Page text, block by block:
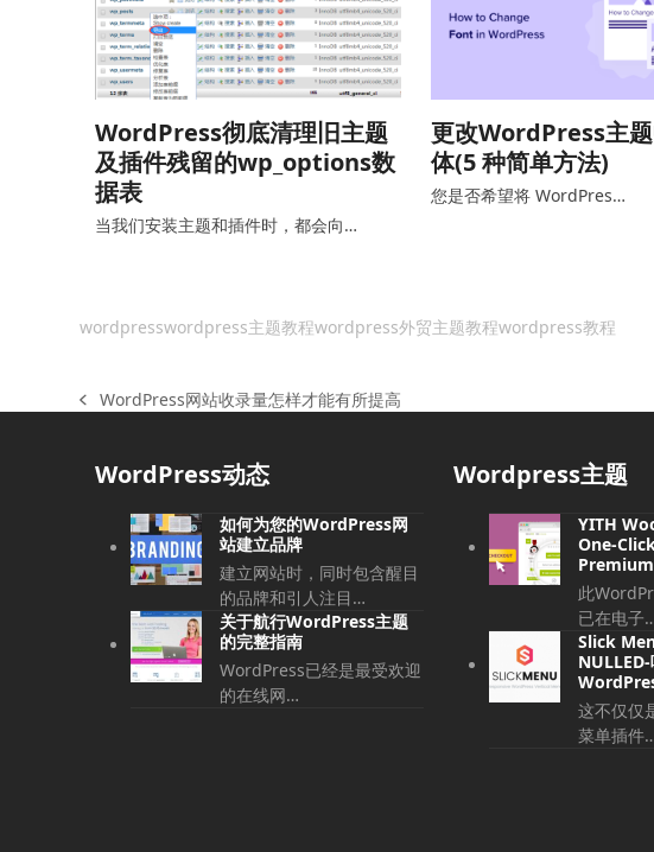
WordPress彻底清理旧主题
及插件残留的wp_options数
据表
当我们安装主题和插件时，都会向…
更改WordPress主
体(5 种简单方法)
您是否希望将 WordPres…
wordpresswordpress主题教程wordpress外贸主题教程wordpress教程
上WordPress网站收录量怎样才能有所提高
WordPress动态
如何为您的WordPress网
站建立品牌
建立网站时，同时包含醒目
的品牌和引人注目…
关于航行WordPress主题
的完整指南
WordPress已经是最受欢迎
的在线网…
Wordpress主题
YITH
One-
此
已在电子
Slick
这不仅仅
菜单插件